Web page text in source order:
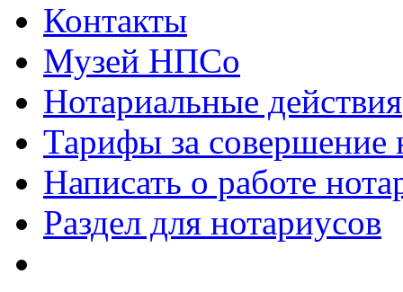
Контакты
Музей НПСо
Нотариальные действия
Тарифы за совершение
Написать о работе
Раздел для нотариусов